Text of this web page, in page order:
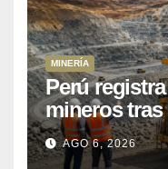
MINERÍA
Perú
mineros
de mil
cobre y oro
AGO 6, 2026